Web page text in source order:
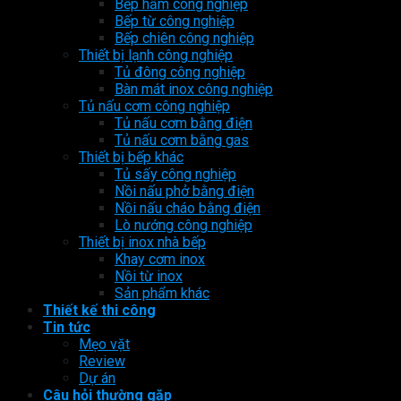
Bếp hầm công nghiệp
Bếp từ công nghiệp
Bếp chiên công nghiệp
Thiết bị lạnh công nghiệp
Tủ đông công nghiệp
Bàn mát inox công nghiệp
Tủ nấu cơm công nghiệp
Tủ nấu cơm bằng điện
Tủ nấu cơm bằng gas
Thiết bị bếp khác
Tủ sấy công nghiệp
Nồi nấu phở bằng điện
Nồi nấu cháo bằng điện
Lò nướng công nghiệp
Thiết bị inox nhà bếp
Khay cơm inox
Nồi từ inox
Sản phẩm khác
Thiết kế thi công
Tin tức
Mẹo vặt
Review
Dự án
Câu hỏi thường gặp